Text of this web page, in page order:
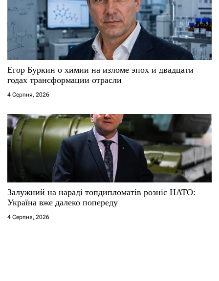
Егор Буркин о химии на изломе эпох и двадцати
годах трансформации отрасли
4 Серпня, 2026
Залужний на нараді топдипломатів розніс НАТО:
Україна вже далеко попереду
4 Серпня, 2026